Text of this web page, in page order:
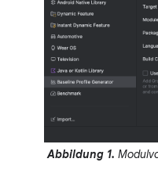
Abbildung 1.